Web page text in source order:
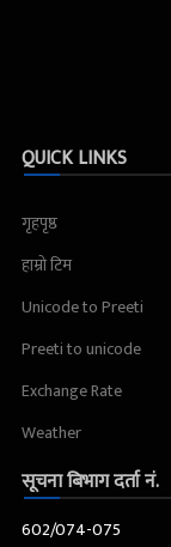
QUICK LINKS
गृहपृष्ठ
हाम्रो टिम
Unicode to Preeti
Preeti to unicode
Exchange Rate
Weather
सूचना बिभाग दर्ता नं.
602/074-075